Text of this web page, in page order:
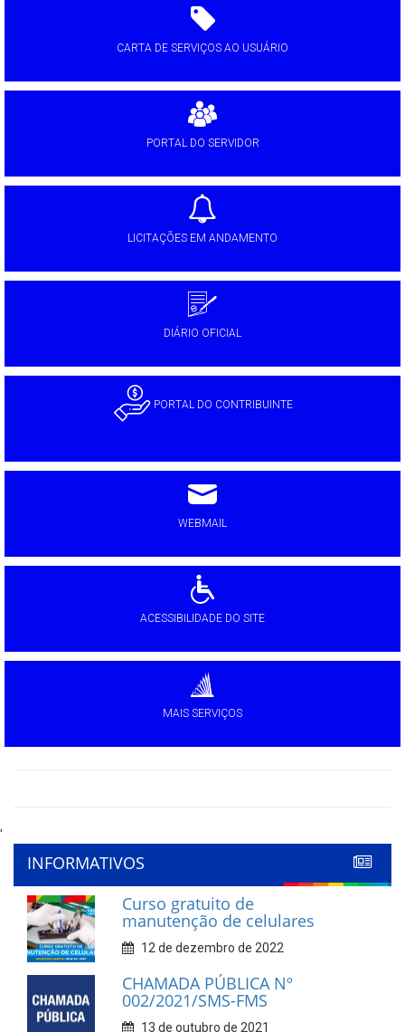
CARTA DE SERVIÇOS AO USUÁRIO
PORTAL DO SERVIDOR
LICITAÇÕES EM ANDAMENTO
DIÁRIO OFICIAL
PORTAL DO CONTRIBUINTE
WEBMAIL
ACESSIBILIDADE DO SITE
MAIS SERVIÇOS
'
INFORMATIVOS
Curso gratuito de
manutenção de celulares
12 de dezembro de 2022
CHAMADA PÚBLICA Nº
002/2021/SMS-FMS
13 de outubro de 2021